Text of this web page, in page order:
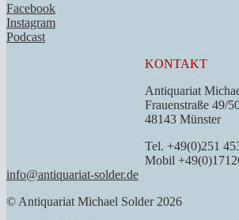
Facebook
Instagram
Podcast
KONTAKT
Antiquariat
Frauenstraße 49/
48143 Münster
Tel. +49(0)251
Mobil
info@antiquariat-solder.de
© Antiquariat Michael Solder 2026